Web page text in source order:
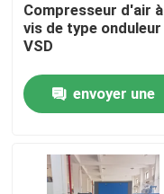
Maison
Compresseur d'air à
vis de type onduleur
VSD
envoyer une